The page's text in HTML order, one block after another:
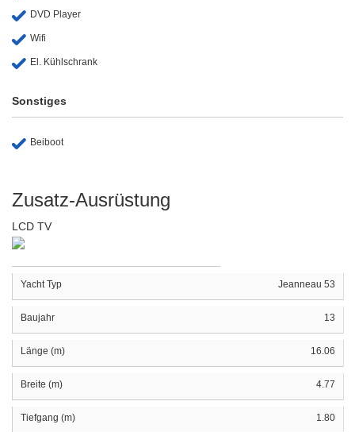
DVD Player
Wifi
El. Kühlschrank
Sonstiges
Beiboot
Zusatz-Ausrüstung
LCD TV
Yacht Typ Jeanneau 53
Baujahr 13
Länge (m) 16.06
Breite (m) 4.77
Tiefgang (m) 1.80